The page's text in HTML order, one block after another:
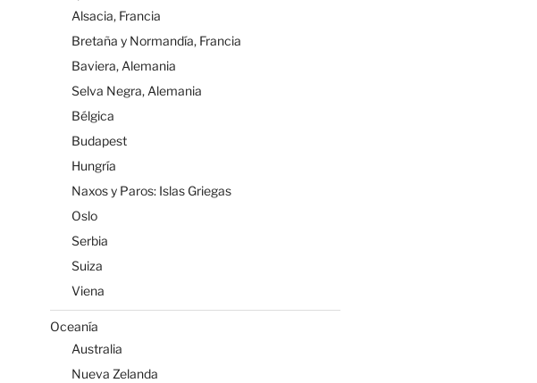
Alsacia, Francia
Bretaña y Normandía, Francia
Baviera, Alemania
Selva Negra, Alemania
Bélgica
Budapest
Hungría
Naxos y Paros: Islas Griegas
Oslo
Serbia
Suiza
Viena
Oceanía
Australia
Nueva Zelanda